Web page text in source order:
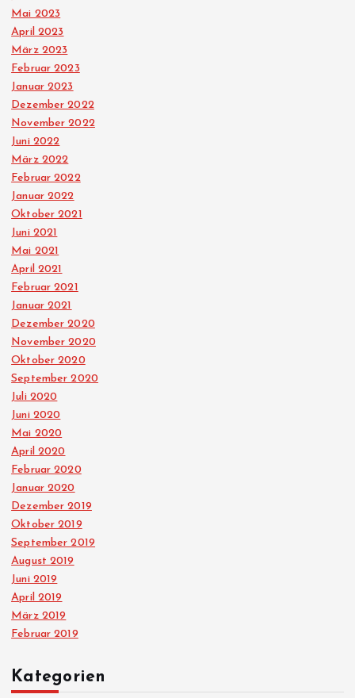
Mai 2023
April 2023
März 2023
Februar 2023
Januar 2023
Dezember 2022
November 2022
Juni 2022
März 2022
Februar 2022
Januar 2022
Oktober 2021
Juni 2021
Mai 2021
April 2021
Februar 2021
Januar 2021
Dezember 2020
November 2020
Oktober 2020
September 2020
Juli 2020
Juni 2020
Mai 2020
April 2020
Februar 2020
Januar 2020
Dezember 2019
Oktober 2019
September 2019
August 2019
Juni 2019
April 2019
März 2019
Februar 2019
Kategorien